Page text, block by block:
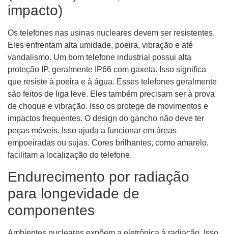
impacto)
Os telefones nas usinas nucleares devem ser resistentes.
Eles enfrentam alta umidade, poeira, vibração e até
vandalismo. Um bom telefone industrial possui alta
proteção IP, geralmente IP66 com gaxeta. Isso significa
que resiste à poeira e à água. Esses telefones geralmente
são feitos de liga leve. Eles também precisam ser à prova
de choque e vibração. Isso os protege de movimentos e
impactos frequentes. O design do gancho não deve ter
peças móveis. Isso ajuda a funcionar em áreas
empoeiradas ou sujas. Cores brilhantes, como amarelo,
facilitam a localização do telefone.
Endurecimento por radiação
para longevidade de
componentes